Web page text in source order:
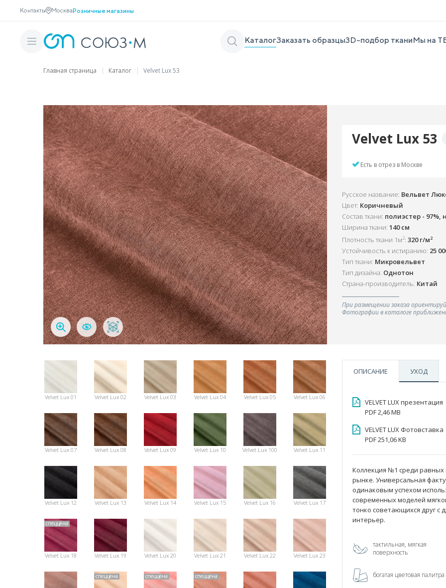
Контакты МоскваРозничные магазины
КаталогЗаказать образцы3D-подбор тканиМы на
Главная страница Каталог Velvet Lux 53
Velvet Lux 01 Velvet Lux 02 Velvet Lux 03 Velvet Lux 04 Velvet Lux 05 Velvet Lux 06
Velvet Lux 07 Velvet Lux 08 Velvet Lux 09 Velvet Lux 10 Velvet Lux 100 Velvet Lux 11
Velvet Lux 12 Velvet Lux 13 Velvet Lux 14 Velvet Lux 15 Velvet Lux 16 Velvet Lux 17
спеццена
Velvet Lux 18 Velvet Lux 19 Velvet Lux 20 Velvet Lux 21 Velvet Lux 22 Velvet Lux 23
спеццена спеццена спеццена
Velvet Lux 53
Есть в отрез в Москве
Русское название: Вельвет
Цвет: Коричневый
Состав ткани: полиэстер - 97%,
Ширина ткани: 140 см
Плотность ткани 1м2: 320 г/м2
Устойчивость к истиранию: 25
Тип ткани: Микровельвет
Тип дизайна: Однотон
Страна-производитель: Китай
При размещении заказа
Фотографии в каталоге
ОПИСАНИЕ УХОД
VELVET LUX презентация
PDF 2,46 MB
VELVET LUX Фотовставка
PDF 251,06 KB
Коллекция №1 среди
рынке. Универсальная
одинаковым успехом
современных моделей
тонко советающихся друг с
интерьер.
тактильная, мягкая
поверхность
богатая цветовая палитра